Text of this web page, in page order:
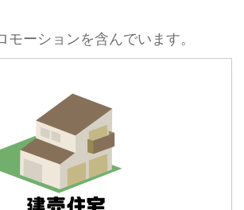
ーションを含んでいます。